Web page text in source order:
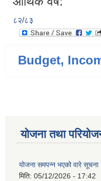
८२/८३
Budget,
योजना तथा
योजना समपन्न भएको वारे सूचना
मिति: 05/12/2026 - 17:42